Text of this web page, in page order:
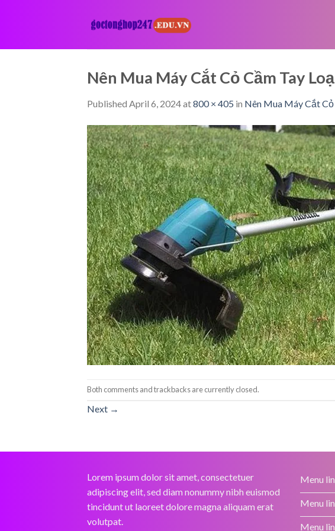
Nên Mua Máy Cắt Cỏ Cầm Tay
Published April 6, 2024at800 × 405 in Nên Mua Máy Cắt
Both comments and trackbacks are currently closed.
Next →
Lorem ipsum dolor sit amet, consectetuer
adipiscing elit, sed diam nonummy nibh euismod
tincidunt ut laoreet dolore magna aliquam erat
volutpat.
Menu
Menu
Menu